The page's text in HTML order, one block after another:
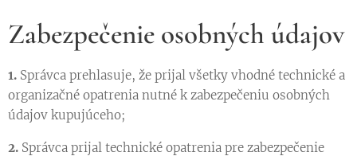
Zabezpečenie osobných údajov
1. Správca prehlasuje, že prijal všetky vhodné technické a
organizačné opatrenia nutné k zabezpečeniu osobných
údajov kupujúceho;
2. Správca prijal technické opatrenia pre zabezpečenie